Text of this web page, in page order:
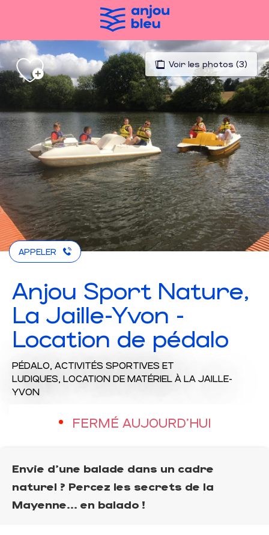
principal
Voir les photos (3)
APPELER
Anjou Sport Nature,
La Jaille-Yvon -
Location de pédalo
PÉDALO, ACTIVITÉS SPORTIVES ET
LUDIQUES, LOCATION DE MATÉRIEL À LA JAILLE-
YVON
FERMÉ AUJOURD'HUI
Envie d'une balade dans un cadre
naturel ? Percez les secrets de la
Mayenne... en balado !